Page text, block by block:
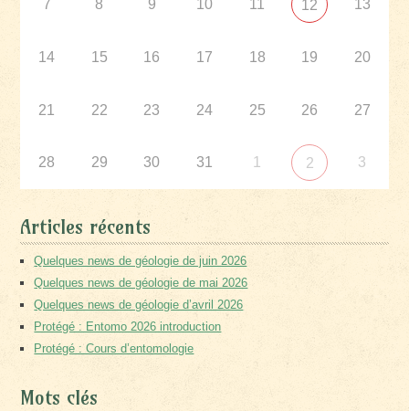
7 8 9 10 11 12 13
14 15 16 17 18 19 20
21 22 23 24 25 26 27
28 29 30 31 1 2 3
Articles récents
Quelques news de géologie de juin 2026
Quelques news de géologie de mai 2026
Quelques news de géologie d’avril 2026
Protégé : Entomo 2026 introduction
Protégé : Cours d’entomologie
Mots clés